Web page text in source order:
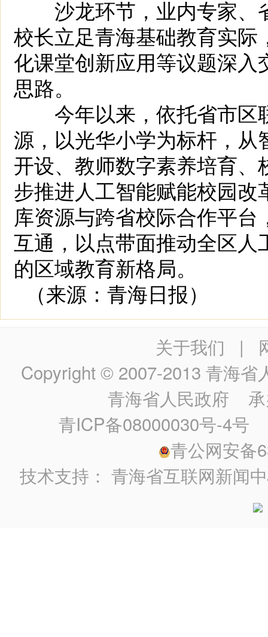
沙龙环节，业内专家、
校长立足青海基础教育实
化课堂创新应用等议题深
思路。
今年以来，依托省市区
源，以光华小学为标杆，
开设、教师数字素养培育
步推进人工智能赋能校园
库资源与跨省校际合作平
互通，以点带面推动全区
的区域教育新格局。
（来源：青海日报）
关于我们 |
Copyright © 2007-2013 青海省
青海省人民政府 承
青ICP备08000030号-4号
青公网安备
技术支持：青海省互联网新闻